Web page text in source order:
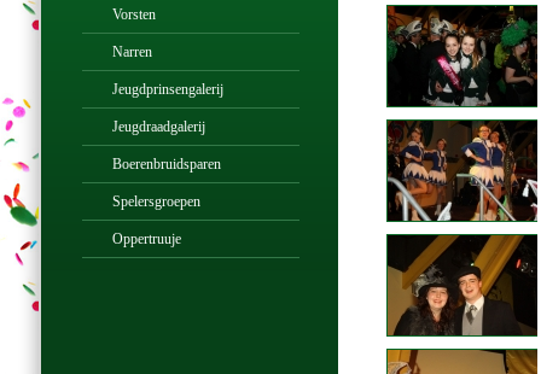
Vorsten
Narren
Jeugdprinsengalerij
Jeugdraadgalerij
Boerenbruidsparen
Spelersgroepen
Oppertruuje